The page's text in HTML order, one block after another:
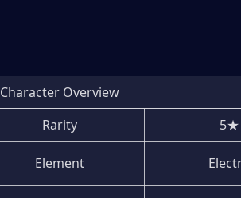
Character Overview
Rarity
5★
Element